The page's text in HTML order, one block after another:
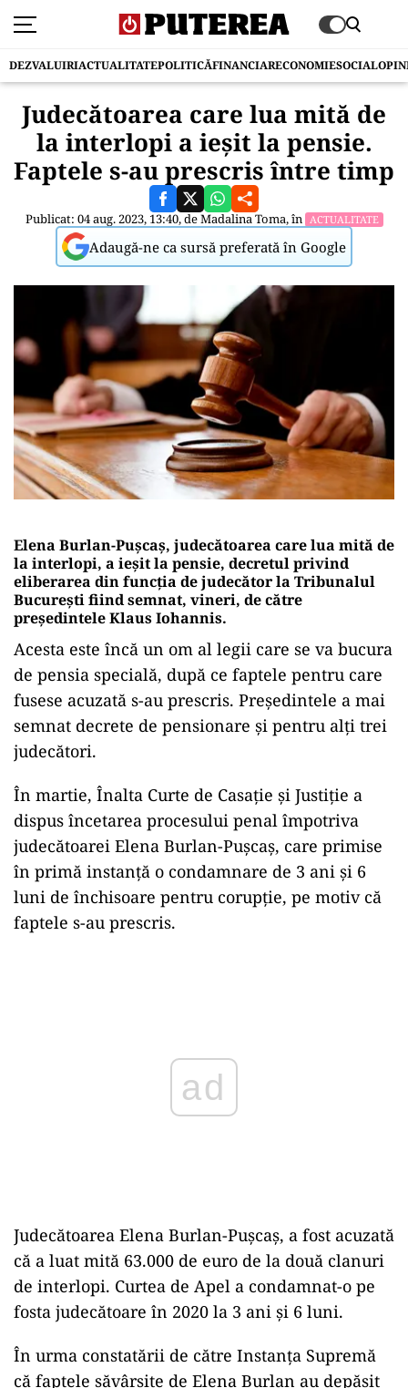
DEZVALUIRIACTUALITATEPOLITICĂFINANCIARECONOMIESOCIAL
Judecătoarea care lua mită de
la interlopi a ieșit la pensie.
Faptele s-au prescris între timp
Publicat: 04 aug. 2023, 13:40, deMadalina Toma, în ACTUALITATE
Adaugă-ne ca sursă preferată în Google
Elena Burlan-Puşcaş, judecătoarea care lua mită de
la interlopi, a ieșit la pensie, decretul privind
eliberarea din funcţia de judecător la Tribunalul
Bucureşti fiind semnat, vineri, de către
preşedintele Klaus Iohannis.
Acesta este încă un om al legii care se va bucura
de pensia specială, după ce faptele pentru care
fusese acuzată s-au prescris. Președintele a mai
semnat decrete de pensionare și pentru alți trei
judecători.
În martie, Înalta Curte de Casaţie şi Justiţie a
dispus încetarea procesului penal împotriva
judecătoarei Elena Burlan-Puşcaş, care primise
în primă instanţă o condamnare de 3 ani şi 6
luni de închisoare pentru corupţie, pe motiv că
faptele s-au prescris.
Judecătoarea Elena Burlan-Puşcaş, a fost acuzată
că a luat mită 63.000 de euro de la două clanuri
de interlopi. Curtea de Apel a condamnat-o pe
fosta judecătoare în 2020 la 3 ani și 6 luni.
În urma constatării de către Instanța Supremă
că faptele săvârșite de Elena Burlan au depășit